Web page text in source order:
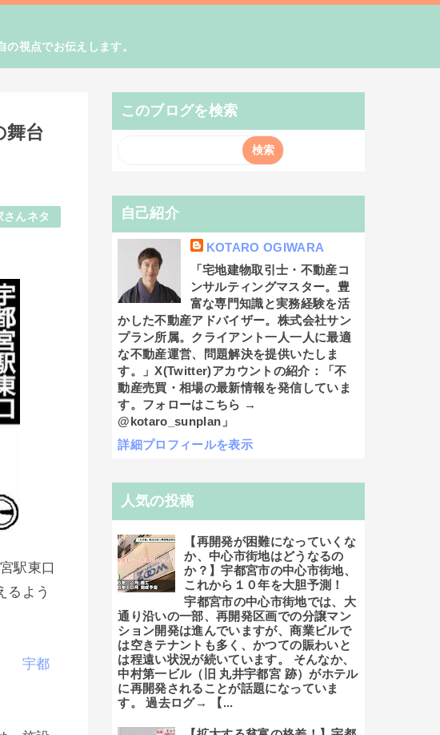
視点でお伝えします。
舞台
んネタ
駅東口
るよう
宇都
このブログを検索
自己紹介
KOTARO OGIWARA
「宅地建物取引士・不動産コ
ンサルティングマスター。豊
富な専門知識と実務経験を活
かした不動産アドバイザー。株式会社サン
プラン所属。クライアント一人一人に最適
な不動産運営、問題解決を提供いたしま
す。」X(Twitter)アカウントの紹介：「不
動産売買・相場の最新情報を発信していま
す。フォローはこちら →
@kotaro_sunplan」
詳細プロフィールを表示
人気の投稿
【再開発が困難になっていくな
か、中心市街地はどうなるの
か？】宇都宮市の中心市街地、
これから１０年を大胆予測！
宇都宮市の中心市街地では、大
通り沿いの一部、再開発区画での分譲マン
ション開発は進んでいますが、商業ビルで
は空きテナントも多く、かつての賑わいと
は程遠い状況が続いています。 そんなか、
中村第一ビル（旧 丸井宇都宮 跡）がホテル
に再開発されることが話題になっていま
す。 過去ログ→ 【...